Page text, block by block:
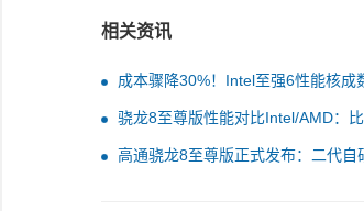
相关资讯
成本骤降30%！Intel至强6性能核成
达AMD Turin 5.4倍
骁龙8至尊版性能对比Intel/AMD：
170％！
高通骁龙8至尊版正式发布：二代自